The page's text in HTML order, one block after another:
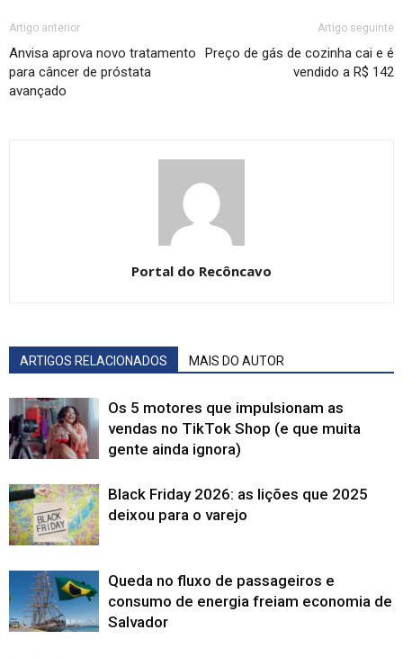
Artigo anterior
Anvisa aprova novo tratamento
para câncer de próstata
avançado
Artigo seguinte
Preço de gás de cozinha cai e é
vendido a R$ 142
Portal do Recôncavo
ARTIGOS RELACIONADOS MAIS DO AUTOR
Os 5 motores que impulsionam as
vendas no TikTok Shop (e que muita
gente ainda ignora)
Black Friday 2026: as lições que 2025
deixou para o varejo
Queda no fluxo de passageiros e
consumo de energia freiam economia de
Salvador